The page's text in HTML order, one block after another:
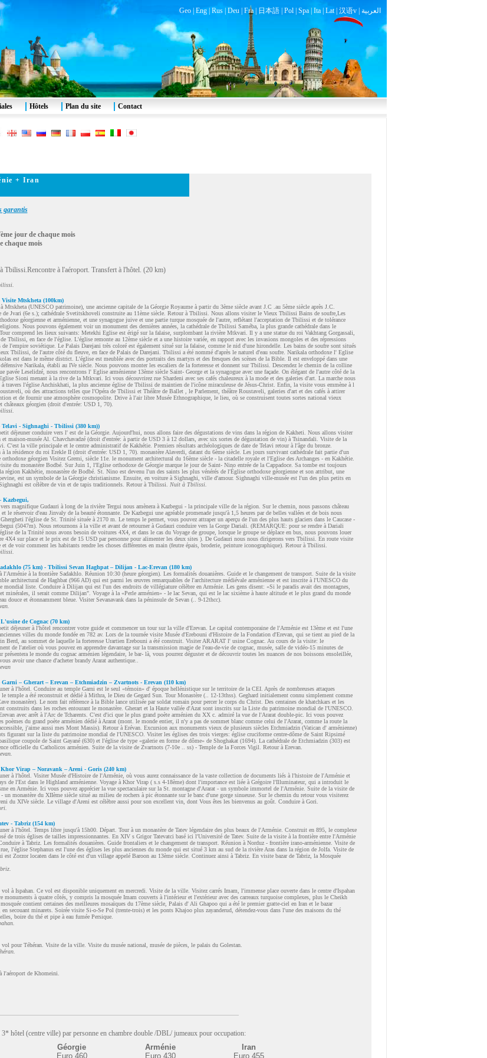
Geo| Eng| Rus| Deu| Fra| 日本語| Pol| Spa| Ita| Lat| 汉语v | العربية
+ Iran
garantis
jour de chaque mois
chaque mois
Tbilissi.Rencontre à l'aéroport. Transfert à l'hôtel. (20 km)
Mtskheta (100km)
Mtskheta (UNESCO patrimoine), une ancienne capitale de la Géorgie Royaume à partir du 3ème siècle avant J.C .au 5ème siècle après J.C.
de Jvari (6e s.); cathédrale Svetitskhoveli construite au 11ème siècle. Retour à Tbilissi. Nous allons visiter le Vieux Tbilissi Bains de soufre,Les
géorgienne et arménienne, et une synagogue juive et une partie turque mosquée de l'autre, reflétant l'acceptation de Tbilissi et de tolérance
Nous pouvons également voir un monument des dernières années, la cathédrale de Tbilissi Saméba, la plus grande cathédrale dans le
comprend les lieux suivants: Metekhi Eglise est érigé sur la falaise, surplombant la rivière Mtkvari. Il y a une statue du roi Vakhtang Gorgassali,
Tbilissi, en face de l'église. L'église remonte au 12ème siècle et a une histoire variée, en rapport avec les invasions mongoles et des répressions
l'empire soviétique. Le Palais Darejani très coloré est également situé sur la falaise, comme le nid d'une hirondelle. Les bains de soufre sont situés
Tbilissi, de l'autre côté du fleuve, en face de Palais de Darejani. Tbilissi a été nommé d'après le naturel d'eau soufre. Narikala orthodoxe l' Eglise
est dans le même district. L'église est meublée avec des portraits des martyrs et des fresques des scènes de la Bible. Il est enveloppé dans une
défensive Narikala, établi au IVe siècle. Nous pouvons monter les escaliers de la forteresse et donnent sur Tbilissi. Descendez le chemin de la colline
pavée Leselidzé, nous rencontrons l' Eglise arménienne 13ème siècle Saint- George et la synagogue avec une façade. On élégant de l'autre côté de la
Sioni menant à la rive de la Mtkvari. Ici vous découvrirez rue Shardeni avec ses cafés chaleureux à la mode et des galeries d'art. La marche nous
à travers l'église Anchiskhati, la plus ancienne église de Tbilissi de maintien de l'icône miraculeuse de Jésus-Christ. Enfin, la visite vous emmène à l
où des attractions telles que l'Opéra de Tbilissi et Théâtre de Ballet , le Parlement, théâtre Roustaveli, galeries d'art et des cafés à attirer
et de fournir une atmosphère cosmopolite. Drive à l'air libre Musée Ethnographique, le lieu, où se construisent toutes sortes national vieux
châteaux géorgien (droit d'entrée: USD 1, 70).
- Sighnaghi - Tbilissi (380 km))
déjeuner conduire vers l' est de la Géorgie. Aujourd'hui, nous allons faire des dégustations de vins dans la région de Kakheti. Nous allons visiter
et maison-musée Al. Chavchavadzé (droit d'entrée: à partir de USD 3 à 12 dollars, avec six sortes de dégustation de vin) à Tsinandali. Visite de la
C'est la ville principale et le centre administratif de Kakhétie. Premiers résultats archéologiques de date de Telavi retour à l'âge du bronze.
à la résidence du roi Erekle II (droit d'entrée: USD 1, 70). monastère Alaverdi, datant du 6ème siècle. Les jours survivant cathédrale fait partie d'un
orthodoxe géorgien Visitez Gremi, siècle 11e. le monument architectural du 16ème siècle - la citadelle royale et l'Eglise des Archanges - en Kakhétie.
du monastère Bodbé. Sur Juin 1, l'Eglise orthodoxe de Géorgie marque le jour de Saint- Nino entrée de la Cappadoce. Sa tombe est toujours
région Kakhétie, monastère de Bodbé. St. Nino est devenu l'un des saints les plus vénérés de l'Église orthodoxe géorgienne et son attribut, une
est un symbole de la Géorgie christianisme. Ensuite, en voiture à Sighnaghi, ville d'amour. Sighnaghi ville-musée est l'un des plus petits en
est célèbre de vin et de tapis traditionnels. Retour à Tbilissi.
Nuit à Tbilissi.
Kazbegui,
magnifique Gudauri à long de la rivière Tergui nous amènera à Kazbegui - la principale ville de la région. Sur le chemin, nous passons château
le réservoir d'eau Jinvaly de la beauté étonnante. De Kazbegui une agréable promenade jusqu'à 1,5 heures par de belles vallées et de bois nous
l'église de St. Trinité située à 2170 m. Le temps le permet, vous pouvez attraper un aperçu de l'un des plus hauts glaciers dans le Caucase -
(5047m). Nous retournons à la ville et avant de retourner à Gudauri conduire vers la Gorge Dariali. (REMARQUE: pour se rendre à Dariali
de la Trinité nous avons besoin de voitures 4X4, et dans le cas du Voyage de groupe, lorsque le groupe se déplace en bus, nous pouvons louer
4X4 sur place et le prix est de 15 USD par personne pour alimenter les deux sites ). De Gudauri nous nous dirigerons vers Tbilissi. En route visite
de voir comment les habitants rendre les choses différentes en main (feutre épais, broderie, peinture iconographique). Retour à Tbilissi.
(75 km) - Tbilissi Sevan Haghpat – Dilijan - Lac-Erevan (180 km)
l'Arménie à la frontière Sadakhlo. Réunion 10:30 (heure géorgien). Les formalités douanières. Guide et le changement de transport. Suite de la visite
architectural de Haghbat (966 AD) qui est parmi les œuvres remarquables de l'architecture médiévale arménienne et est inscrite à l'UNESCO du
mondial liste. Conduire à Dilijan qui est l'un des endroits de villégiature célèbre en Arménie. Les gens disent: «Si le paradis avait des montagnes,
minérales, il serait comme Dilijan". Voyage à la «Perle arménien» - le lac Sevan, qui est le lac sixième à haute altitude et le plus grand du monde
douce et étonnamment bleue. Visiter Sevanavank dans la péninsule de Sevan (.. 9-12thcc).
de Cognac (70 km)
déjeuner à l'hôtel rencontrer votre guide et commencer un tour sur la ville d'Erevan. Le capital contemporaine de l'Arménie est 13ème et est l'une
villes du monde fondée en 782 av. Lors de la tournée visite Musée d'Erebouni d'Histoire de la Fondation d'Erevan, qui se tient au pied de la
Berd, au sommet de laquelle la forteresse Urartien Erebouni a été construit. Visiter ARARAT l' usine Cognac. Au cours de la visite: le
de l'atelier où vous pouvez en apprendre davantage sur la transmission magie de l'eau-de-vie de cognac, musée, salle de vidéo-15 minutes de
présentera le monde du cognac arménien légendaire, le bar- là, vous pourrez déguster et de découvrir toutes les nuances de nos boissons ensoleillée,
avoir une chance d'acheter brandy Ararat authentique..
Garni – Gherart – Erevan – Etchmiadzin – Zvartnots - Erevan (110 km)
à l'hôtel. Conduire au temple Garni est le seul «témoin» d' époque hellénistique sur le territoire de la CEI. Après de nombreuses attaques
le temple a été reconstruit et dédié à Mithra, le Dieu de Gegard Sun. Tour Monastère (.. 12-13thss). Geghard initialement connu simplement comme
monastère). Le nom fait référence à la Bible lance utilisée par soldat romain pour percer le corps du Christ. Des centaines de khatchkars et les
construits dans les roches entourant le monastère. Gherart et la Haute vallée d'Azat sont inscrits sur la Liste du patrimoine mondial de l'UNESCO.
avec arrêt à l'Arc de Tcharents. C'est d'ici que le plus grand poète arménien du XX c. admiré la vue de l'Ararat double-pic. Ici vous pouvez
poèmes du grand poète arménien dédié à Ararat (mont. le monde entier, il n'y a pas de sommet blanc comme celui de l'Ararat, comme la route la
j'aime aussi mes Mont Massis). Retour à Erévan. Excursion aux monuments vieux de plusieurs siècles Etchmiadzin (Vatican d' arménienne)
figurant sur la liste du patrimoine mondial de l'UNESCO. Visiter les églises des trois vierges: église cruciforme centre-dôme de Saint Ripsimé
coupole de Saint Gayané (630) et l'église de type «galerie en forme de dôme» de Shoghakat (1694). La cathédrale de Etchmiadzin (303) est
officielle du Catholicos arménien. Suite de la visite de Zvartnots (7-10e .. ss) - Temple de la Forces Vigil. Retour à Erevan.
Virap – Noravank – Areni - Goris (240 km)
à l'hôtel. Visiter Musée d'Histoire de l'Arménie, où vous aurez connaissance de la vaste collection de documents liés à l'histoire de l'Arménie et
de l'Est dans le Highland arménienne. Voyage à Khor Virap ( s.s 4-18ème) dont l'importance est liée à Grégoire l'Illuminateur, qui a introduit le
en Arménie. Ici vous pouvez apprécier la vue spectaculaire sur la St. montagne d'Ararat - un symbole immortel de l'Arménie. Suite de la visite de
un monastère du XIIème siècle situé au milieu de rochers à pic étonnante sur le banc d'une gorge sinueuse. Sur le chemin du retour vous visiterez
du XIVe siècle. Le village d'Areni est célèbre aussi pour son excellent vin, dont Vous êtes les bienvenus au goût. Conduire à Gori.
- Tabriz (154 km)
à l'hôtel. Temps libre jusqu'à 15h00. Départ. Tour à un monastère de Tatev légendaire des plus beaux de l'Arménie. Construit en 895, le complexe
de trois églises de tailles impressionnantes. En XIV s Grigor Tatevatci basé ici l'Université de Tatev. Suite de la visite à la frontière entre l'Arménie
à Tabriz. Les formalités douanières. Guide frontaliers et le changement de transport. Réunion à Norduz - frontière irano-arménienne. Visite de
rue, l'église Stephanus est l'une des églises les plus anciennes du monde qui est situé 3 km au sud de la rivière Aras dans la région de Jolfa. Visite de
est Zorzor locaten dans le côté est d'un village appelé Baroon au 13ème siècle. Continuez ainsi à Tabriz. En visite bazar de Tabriz, la Mosquée
à Ispahan. Ce vol est disponible uniquement en mercredi. Visite de la ville. Visitez carrés Imam, l'immense place ouverte dans le centre d'Ispahan
monuments à quatre côtés, y compris la mosquée Imam couverts à l'intérieur et l'extérieur avec des carreaux turquoise complexes, plus le Cheikh
contient certaines des meilleures mosaïques du 17ème siècle, Palais d' Ali Ghapoo qui a été le premier gratte-ciel en Iran et le bazar
en secouant minarets. Soirée visite Si-o-Se Pol (trente-trois) et les ponts Khajoo plus zayanderud, détendez-vous dans l'une des maisons du thé
boire du thé et pipe à eau fumée Persique.
pour Téhéran. Visite de la ville. Visite du musée national, musée de pièces, le palais du Golestan.
l'aéroport de Khomeini.
3* hôtel (centre ville) par personne en chambre double /DBL/ jumeaux pour occupation:
Géorgie Arménie
Iran
Euro 460
Euro 430 Euro 455
Hôtels Plan du site Contact